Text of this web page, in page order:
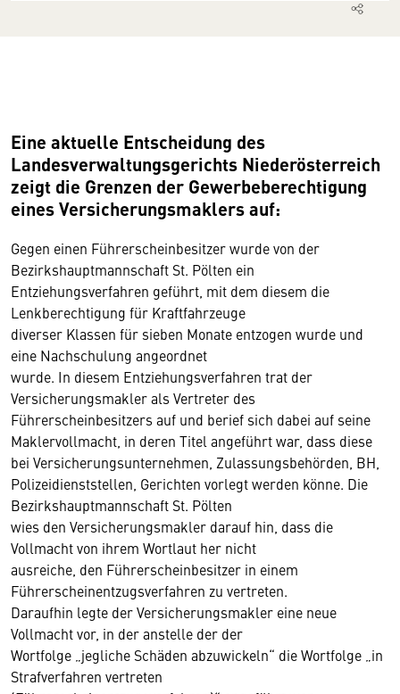
Eine aktuelle Entscheidung des
Landesverwaltungsgerichts Niederösterreich
zeigt die Grenzen der Gewerbeberechtigung
eines Versicherungsmaklers auf:
Gegen einen Führerscheinbesitzer wurde von der
Bezirkshauptmannschaft St. Pölten ein
Entziehungsverfahren geführt, mit dem diesem die
Lenkberechtigung für Kraftfahrzeuge
diverser Klassen für sieben Monate entzogen wurde und
eine Nachschulung angeordnet
wurde. In diesem Entziehungsverfahren trat der
Versicherungsmakler als Vertreter des
Führerscheinbesitzers auf und berief sich dabei auf seine
Maklervollmacht, in deren Titel angeführt war, dass diese
bei Versicherungsunternehmen, Zulassungsbehörden, BH,
Polizeidienststellen, Gerichten vorlegt werden könne. Die
Bezirkshauptmannschaft St. Pölten
wies den Versicherungsmakler darauf hin, dass die
Vollmacht von ihrem Wortlaut her nicht
ausreiche, den Führerscheinbesitzer in einem
Führerscheinentzugsverfahren zu vertreten.
Daraufhin legte der Versicherungsmakler eine neue
Vollmacht vor, in der anstelle der der
Wortfolge „jegliche Schäden abzuwickeln“ die Wortfolge „in
Strafverfahren vertreten